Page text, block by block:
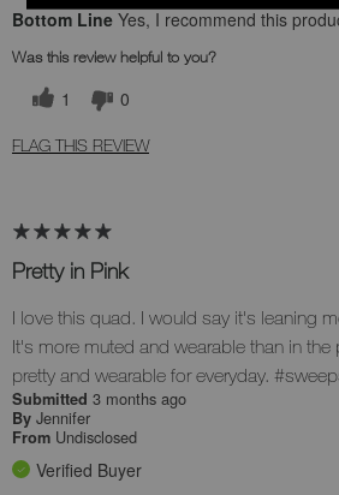
Bottom Line Yes, I recommend this
Was this review helpful to you?
1 0
FLAG THIS REVIEW
Pretty in Pink
I love this quad. I would say it's leaning
It's more muted and wearable than in the
pretty and wearable for everyday.
Submitted 3 months ago
By Jennifer
From Undisclosed
Verified Buyer